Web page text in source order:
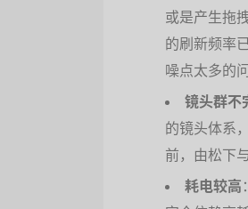
或是产生拖
的刷新频率
噪点太多的问
镜头群不
的镜头体系
前，由松下
耗电较高